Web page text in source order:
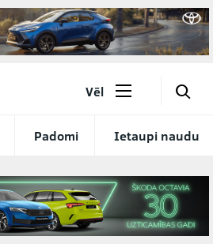
Padomi Ietaupi naudu
Vēl 🔎